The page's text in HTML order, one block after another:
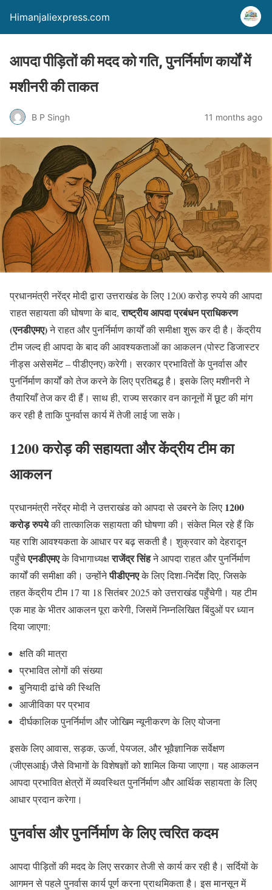
Himanjaliexpress.com
आपदा पीड़ितों की मदद को गति, पुनर्निर्माण कार्यों में
मशीनरी की ताकत
B P Singh 11 months ago
प्रधानमंत्री नरेंद्र मोदी द्वारा उत्तराखंड के लिए 1200 करोड़ रुपये की आपदा
राहत सहायता की घोषणा के बाद,राष्ट्रीय आपदा प्रबंधन प्राधिकरण
(एनडीएमए)ने राहत और पुनर्निर्माण कार्यों की समीक्षा शुरू कर दी है। केंद्रीय
टीम जल्द ही आपदा के बाद की आवश्यकताओं का आकलन (पोस्ट डिजास्टर
नीड्स असेसमेंट – पीडीएनए) करेगी। सरकार प्रभावितों के पुनर्वास और
पुनर्निर्माण कार्यों को तेज करने के लिए प्रतिबद्ध है। इसके लिए मशीनरी ने
तैयारियाँ तेज कर दी हैं। साथ ही, राज्य सरकार वन कानूनों में छूट की मांग
कर रही है ताकि पुनर्वास कार्य में तेजी लाई जा सके।
1200 करोड़ की सहायता और केंद्रीय टीम का
आकलन
प्रधानमंत्री नरेंद्र मोदी ने उत्तराखंड को आपदा से उबरने के लिए 1200
करोड़ रुपयेकी तात्कालिक सहायता की घोषणा की। संकेत मिल रहे हैं कि
यह राशि आवश्यकता के आधार पर बढ़ सकती है। शुक्रवार को देहरादून
पहुँचेएनडीएमएके विभागाध्यक्षराजेंद्र सिंहने आपदा राहत और पुनर्निर्माण
कार्यों की समीक्षा की। उन्होंनेपीडीएनएके लिए दिशा-निर्देश दिए, जिसके
तहत केंद्रीय टीम 17 या 18 सितंबर 2025 को उत्तराखंड पहुँचेगी। यह टीम
एक माह के भीतर आकलन पूरा करेगी, जिसमें निम्नलिखित बिंदुओं पर ध्यान
दिया जाएगा:
क्षति की मात्रा
प्रभावित लोगों की संख्या
बुनियादी ढांचे की स्थिति
आजीविका पर प्रभाव
दीर्घकालिक पुनर्निर्माण और जोखिम न्यूनीकरण के लिए योजना
इसके लिए आवास, सड़क, ऊर्जा, पेयजल, और भूवैज्ञानिक सर्वेक्षण
(जीएसआई) जैसे विभागों के विशेषज्ञों को शामिल किया जाएगा। यह आकलन
आपदा प्रभावित क्षेत्रों में व्यवस्थित पुनर्निर्माण और आर्थिक सहायता के लिए
आधार प्रदान करेगा।
पुनर्वास और पुनर्निर्माण के लिए त्वरित कदम
आपदा पीड़ितों की मदद के लिए सरकार तेजी से कार्य कर रही है। सर्दियों के
आगमन से पहले पुनर्वास कार्य पूर्ण करना प्राथमिकता है। इस मानसून में